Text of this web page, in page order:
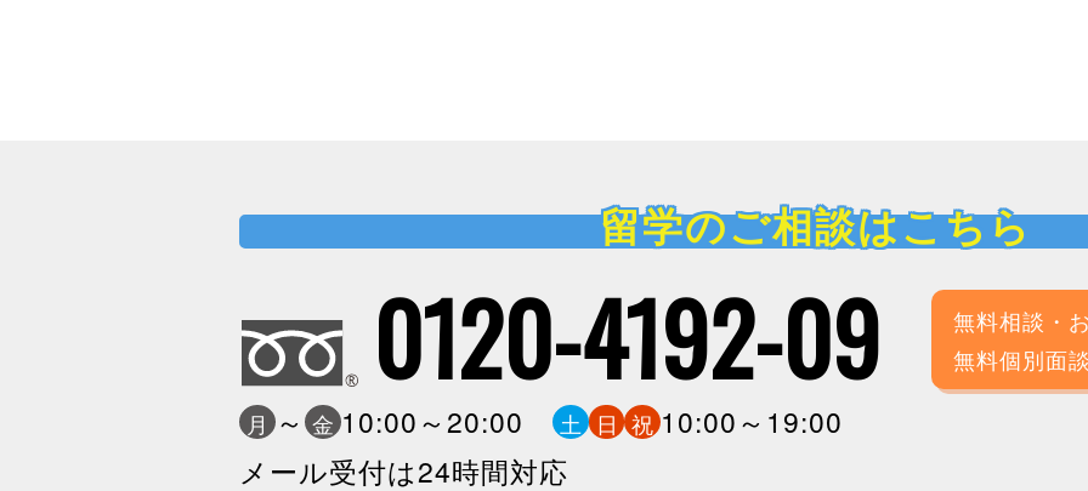
留学のご相談はこちら
0120-4192-09
月 ～ 金 10:00～20:00 土 日 祝 10:00～19:00
メール受付は24時間対応
無料相談・
無料個別面談